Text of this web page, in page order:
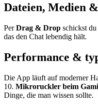
Dateien, Medien
PerDrag & Drop schickst
das den Chat lebendig hält.
Performance &
Die App läuft auf moderner
10. Mikroruckler beim
Dinge, die man wissen sollte.